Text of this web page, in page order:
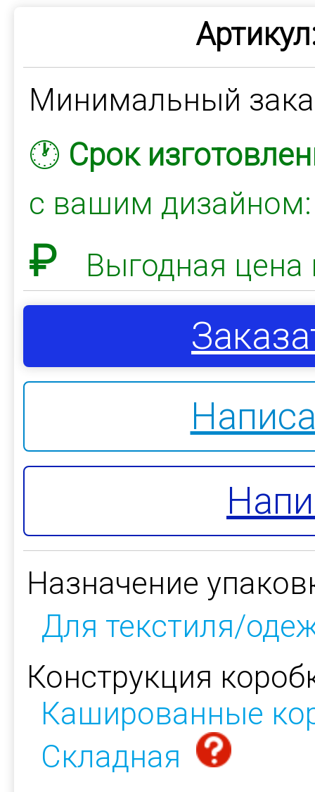
Минимальный
🕐 Срок
с вашим
₽ Выгодная
Назначение
Для текстиля/
Конструкция
Кашированные
Складная